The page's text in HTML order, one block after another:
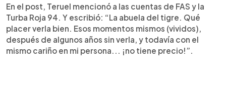
En el post, Teruel mencionó a las cuentas de FAS y la
Turba Roja 94. Y escribió: “La abuela del tigre. Qué
placer verla bien. Esos momentos mismos (vividos),
después de algunos años sin verla, y todavía con el
mismo cariño en mi persona... ¡no tiene precio!”.